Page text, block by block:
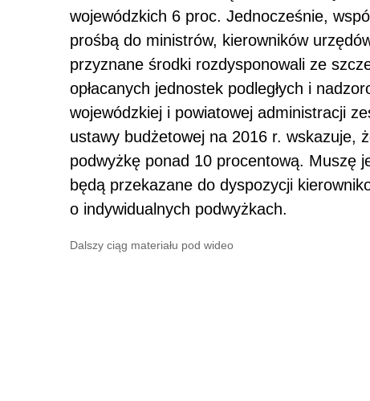
wojewódzkich 6 proc. Jednocześnie,
prośbą do ministrów, kierowników
przyznane środki rozdysponowali ze
opłacanych jednostek podległych i
wojewódzkiej i powiatowej administracji
ustawy budżetowej na 2016 r. wskazuje,
podwyżkę ponad 10 procentową. Muszę
będą przekazane do dyspozycji
o indywidualnych podwyżkach.
Dalszy ciąg materiału pod wideo